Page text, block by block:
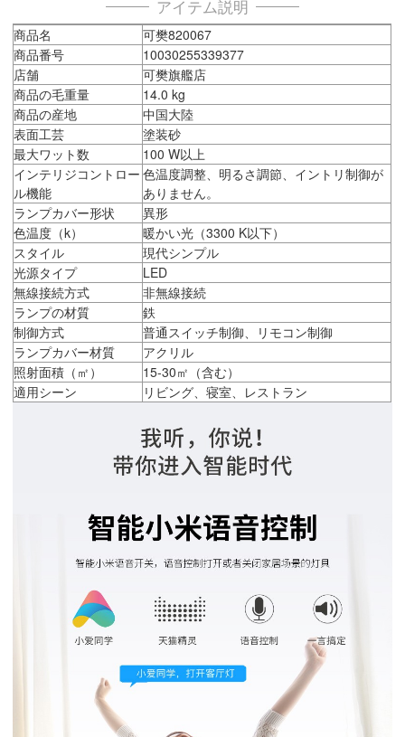
アイテム説明
商品名
可樊820067
商品番号
10030255339377
店舗
可樊旗艦店
商品の毛重量
14.0 kg
商品の産地
中国大陸
表面工芸
塗装砂
最大ワット数
100 W以上
インテリジコントロー
ル機能
色温度調整、明るさ調節、イントリ制御が
ありません。
ランプカバー形状
異形
色温度（k）
暖かい光（3300 K以下）
スタイル
現代シンプル
光源タイプ
LED
無線接続方式
非無線接続
ランプの材質
鉄
制御方式
普通スイッチ制御、リモコン制御
ランプカバー材質
アクリル
照射面積（㎡）
15-30㎡（含む）
適用シーン
リビング、寝室、レストラン